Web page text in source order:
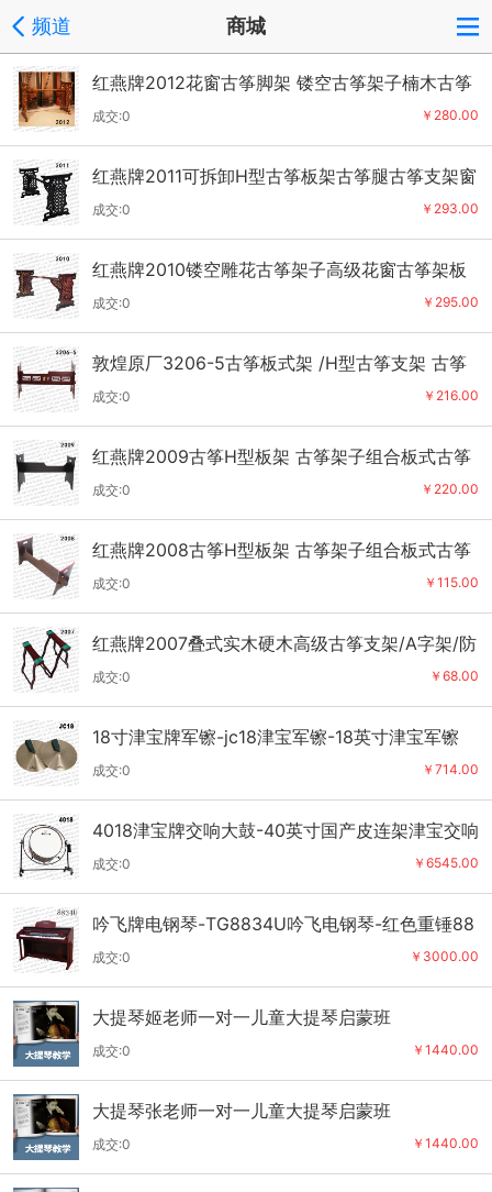
频道 商城
红燕牌2012花窗古筝脚架 镂空古筝架子楠木古筝
色
￥280.00
成交:0
红燕牌2011可拆卸H型古筝板架古筝腿古筝支架窗
花古筝琴架镂空架
￥293.00
成交:0
红燕牌2010镂空雕花古筝架子高级花窗古筝架板
式古筝架
￥295.00
成交:0
敦煌原厂3206-5古筝板式架 /H型古筝支架 古筝
架 敦煌牌古筝架
￥216.00
成交:0
红燕牌2009古筝H型板架 古筝架子组合板式古筝
架可拆卸 更稳定
￥220.00
成交:0
红燕牌2008古筝H型板架 古筝架子组合板式古筝
架可拆卸 更稳定
￥115.00
成交:0
红燕牌2007叠式实木硬木高级古筝支架/A字架/防
虫蛀古筝架
￥68.00
成交:0
18寸津宝牌军镲-jc18津宝军镲-18英寸津宝军镲
￥714.00
成交:0
4018津宝牌交响大鼓-40英寸国产皮连架津宝交响
大鼓
￥6545.00
成交:0
吟飞牌电钢琴-TG8834U吟飞电钢琴-红色重锤88
键吟飞数码电钢琴
￥3000.00
成交:0
大提琴姬老师一对一儿童大提琴启蒙班
￥1440.00
成交:0
大提琴张老师一对一儿童大提琴启蒙班
￥1440.00
成交:0